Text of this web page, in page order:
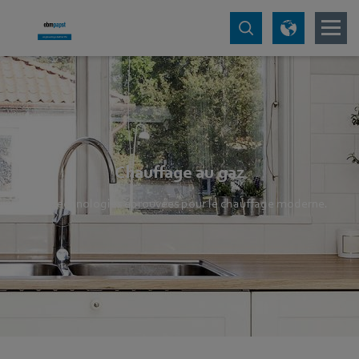
Chauffage au gaz
Les technologies éprouvées pour le chauffage moderne.